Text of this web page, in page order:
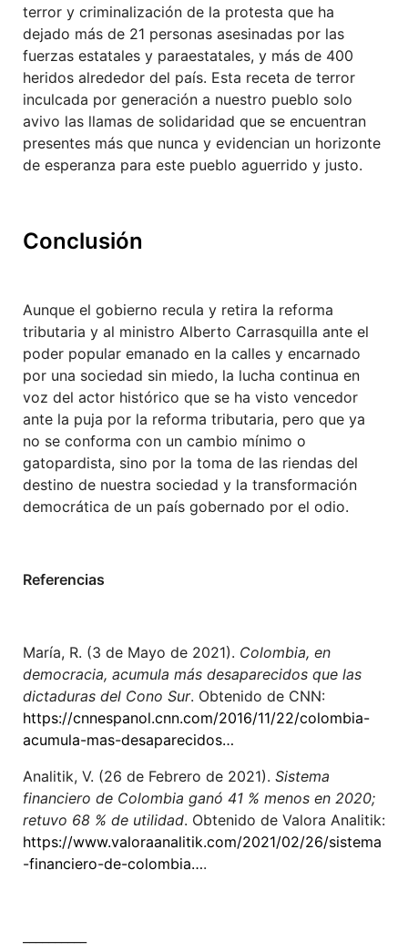
terror y criminalización de la protesta que ha
dejado más de 21 personas asesinadas por las
fuerzas estatales y paraestatales, y más de 400
heridos alrededor del país. Esta receta de terror
inculcada por generación a nuestro pueblo solo
avivo las llamas de solidaridad que se encuentran
presentes más que nunca y evidencian un horizonte
de esperanza para este pueblo aguerrido y justo.
Conclusión
Aunque el gobierno recula y retira la reforma
tributaria y al ministro Alberto Carrasquilla ante el
poder popular emanado en la calles y encarnado
por una sociedad sin miedo, la lucha continua en
voz del actor histórico que se ha visto vencedor
ante la puja por la reforma tributaria, pero que ya
no se conforma con un cambio mínimo o
gatopardista, sino por la toma de las riendas del
destino de nuestra sociedad y la transformación
democrática de un país gobernado por el odio.
Referencias
María, R. (3 de Mayo de 2021). Colombia, en
democracia, acumula más desaparecidos que las
dictaduras del Cono Sur. Obtenido de CNN:
https://cnnespanol.cnn.com/2016/11/22/colombia-
acumula-mas-desaparecidos…
Analitik, V. (26 de Febrero de 2021). Sistema
financiero de Colombia ganó 41 % menos en 2020;
retuvo 68 % de utilidad. Obtenido de Valora Analitik:
https://www.valoraanalitik.com/2021/02/26/sistema
-financiero-de-colombia….